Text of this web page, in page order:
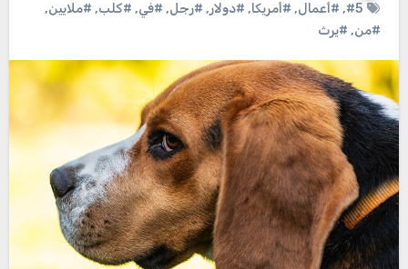
#5
, #أعمال, #أمريكا, #دولار, #رجل, #في, #كلب, #ملايين,
#من, #يرث